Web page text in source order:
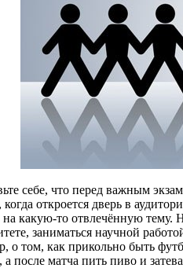
себе, что перед важным
откроется дверь в
на какую-то отвлечённую тему.
заниматься научной
о том, как прикольно быть
а после матча пить пиво и